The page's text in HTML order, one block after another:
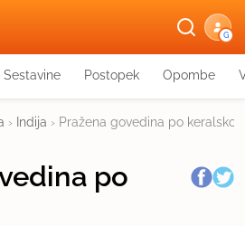
G
Sestavine Postopek Opombe
› Indija › Pražena govedina po keralsko
po